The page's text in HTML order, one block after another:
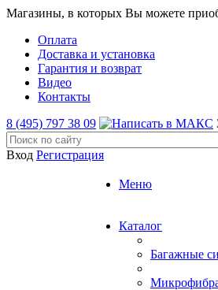
Магазины, в которых Вы можете
Оплата
Доставка и установка
Гарантия и возврат
Видео
Контакты
8 (495) 797 38 09
Вход Регистрация
Меню
Каталог
Багажные